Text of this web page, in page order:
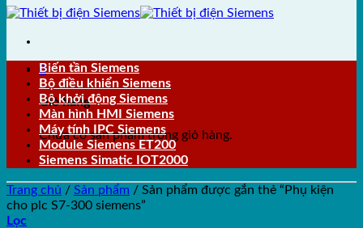
0
Giỏ hàng
Chưa có sản phẩm trong giỏ hàng.
Biến tần Siemens
Bộ điều khiển Siemens
Bộ khởi động Siemens
Màn hình HMI Siemens
Máy tính IPC Siemens
Module Siemens ET200
Siemens Simatic IOT2000
Trang chủ / Sản phẩm / Sản phẩm được gắn thẻ “Phụ kiện
cho plc S7-300 siemens”
Lọc